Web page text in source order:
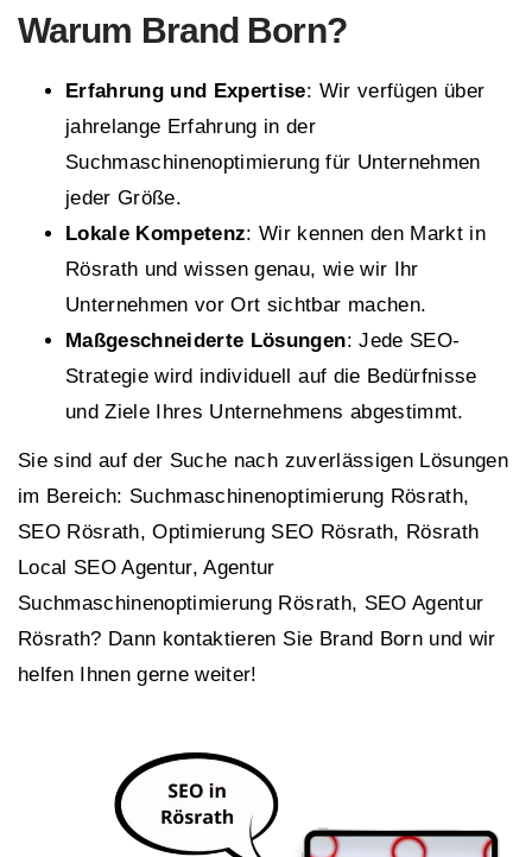
Warum Brand Born?
Erfahrung und Expertise: Wir verfügen über
jahrelange Erfahrung in der
Suchmaschinenoptimierung für Unternehmen
jeder Größe.
Lokale Kompetenz: Wir kennen den Markt in
Rösrath und wissen genau, wie wir Ihr
Unternehmen vor Ort sichtbar machen.
Maßgeschneiderte Lösungen: Jede SEO-
Strategie wird individuell auf die Bedürfnisse
und Ziele Ihres Unternehmens abgestimmt.
Sie sind auf der Suche nach zuverlässigen Lösungen
im Bereich: Suchmaschinenoptimierung Rösrath,
SEO Rösrath, Optimierung SEO Rösrath, Rösrath
Local SEO Agentur, Agentur
Suchmaschinenoptimierung Rösrath, SEO Agentur
Rösrath? Dann kontaktieren Sie Brand Born und wir
helfen Ihnen gerne weiter!